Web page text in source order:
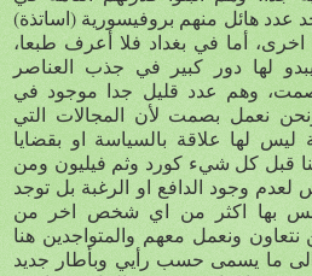
عدد هائل منهم بروفيسورية (اساتذة)
أما في بغداد فلا أعرف طبعا،
لها دور كبير في جذب العناصر
وهم عدد قليل جدا موجود في
نعمل بصمت لأن المجالات التي
لها علاقة بالسياسة او بقضايا
اننا قبل كل شيء كورد وثم فيليون ومن
وجود الدافع او الرغبة بل توجد
نحس بها اكثر من اي شخص اخر من
ونعمل معهم والمتواجدين هنا
ما يسمى حسب رأيي وبأطار جديد